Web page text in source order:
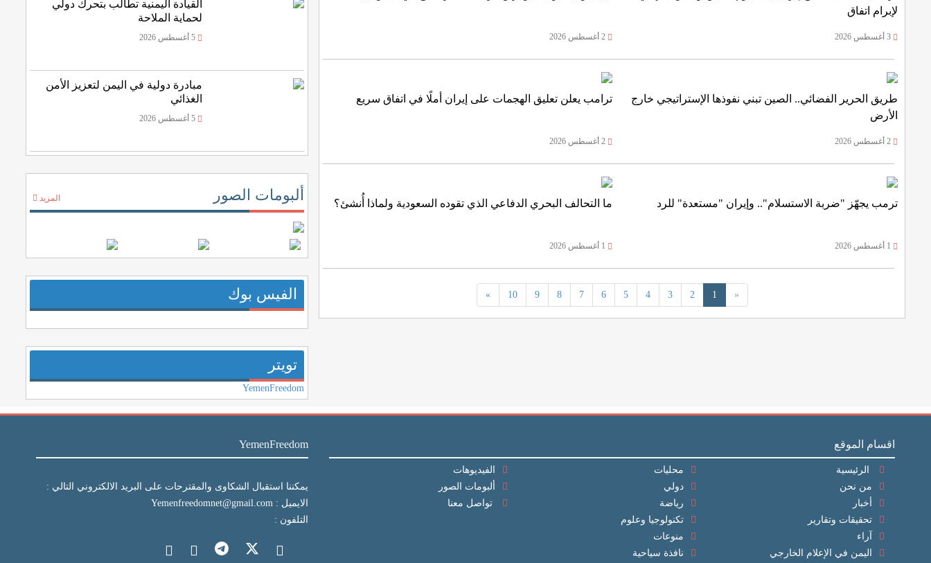
لإبرام اتفاق
2 أغسطس 2026
طريق الحرير الفضائي.. الصين تبني نفوذها الإستراتيجي خارج
الأرض
ترامب يعلن تعليق الهجمات على إيران أملًا في اتفاق سريع
2 أغسطس 2026
ترمب يجهّز "ضربة الاستسلام".. وإيران "مستعدة" للرد ما التحالف البحري الدفاعي الذي تقوده السعودية ولماذا أُنشئ؟
«
1
2
3
4
5
6
7
8
9
10
»
القيادة اليمنية تطالب بتحرك دولي
لحماية الملاحة
مبادرة دولية في اليمن لتعزيز الأمن
الغذائي
ألبومات الصور المزيد
الفيس بوك
تويتر
YemenFreedom
اقسام الموقع
الرئيسية
من نحن
أخبار
تحقيقات وتقارير
آراء
اليمن في الإعلام الخارجي
محليات
دولي
رياضة
تكنولوجيا وعلوم
منوعات
نافذة سياحية
الفيديوهات
ألبومات الصور
تواصل معنا
YemenFreedom
يمكننا استقبال الشكاوى والمقترحات على البريد الالكتروني التالي :
الايميل : Yemenfreedomnet@gmail.com
التلفون :